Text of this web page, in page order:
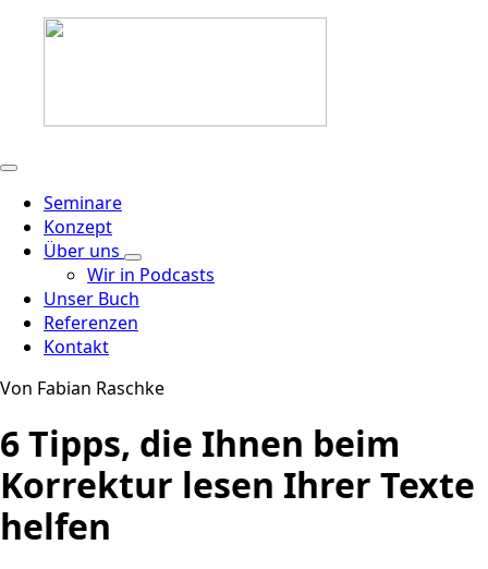
Seminare
Konzept
Über uns
Wir in Podcasts
Unser Buch
Referenzen
Kontakt
Von Fabian Raschke
6 Tipps, die Ihnen beim
Korrektur lesen Ihrer Texte
helfen